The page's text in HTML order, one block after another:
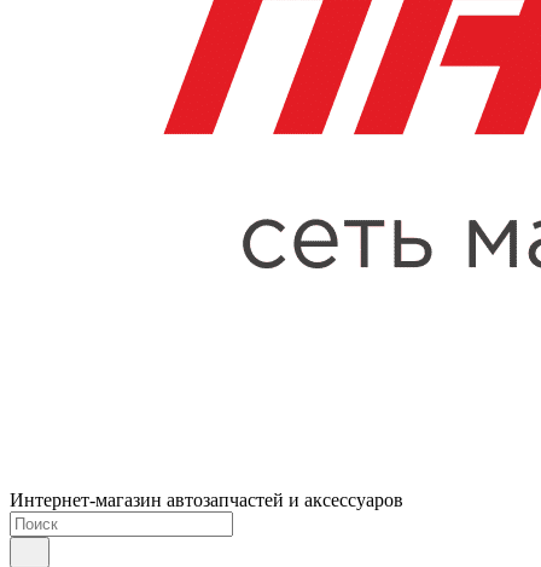
Интернет-магазин автозапчастей и аксессуаров